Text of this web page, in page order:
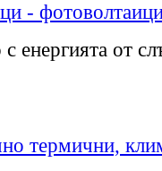
-
енергията от
термични,